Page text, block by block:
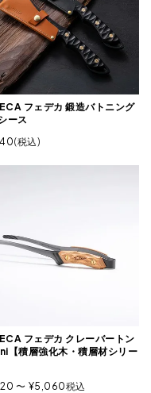
フェデカ 鍛造バトニング
ース
税込
フェデカ クレーバートン
【積層強化木・積層材シリー
〜 ¥5,060税込